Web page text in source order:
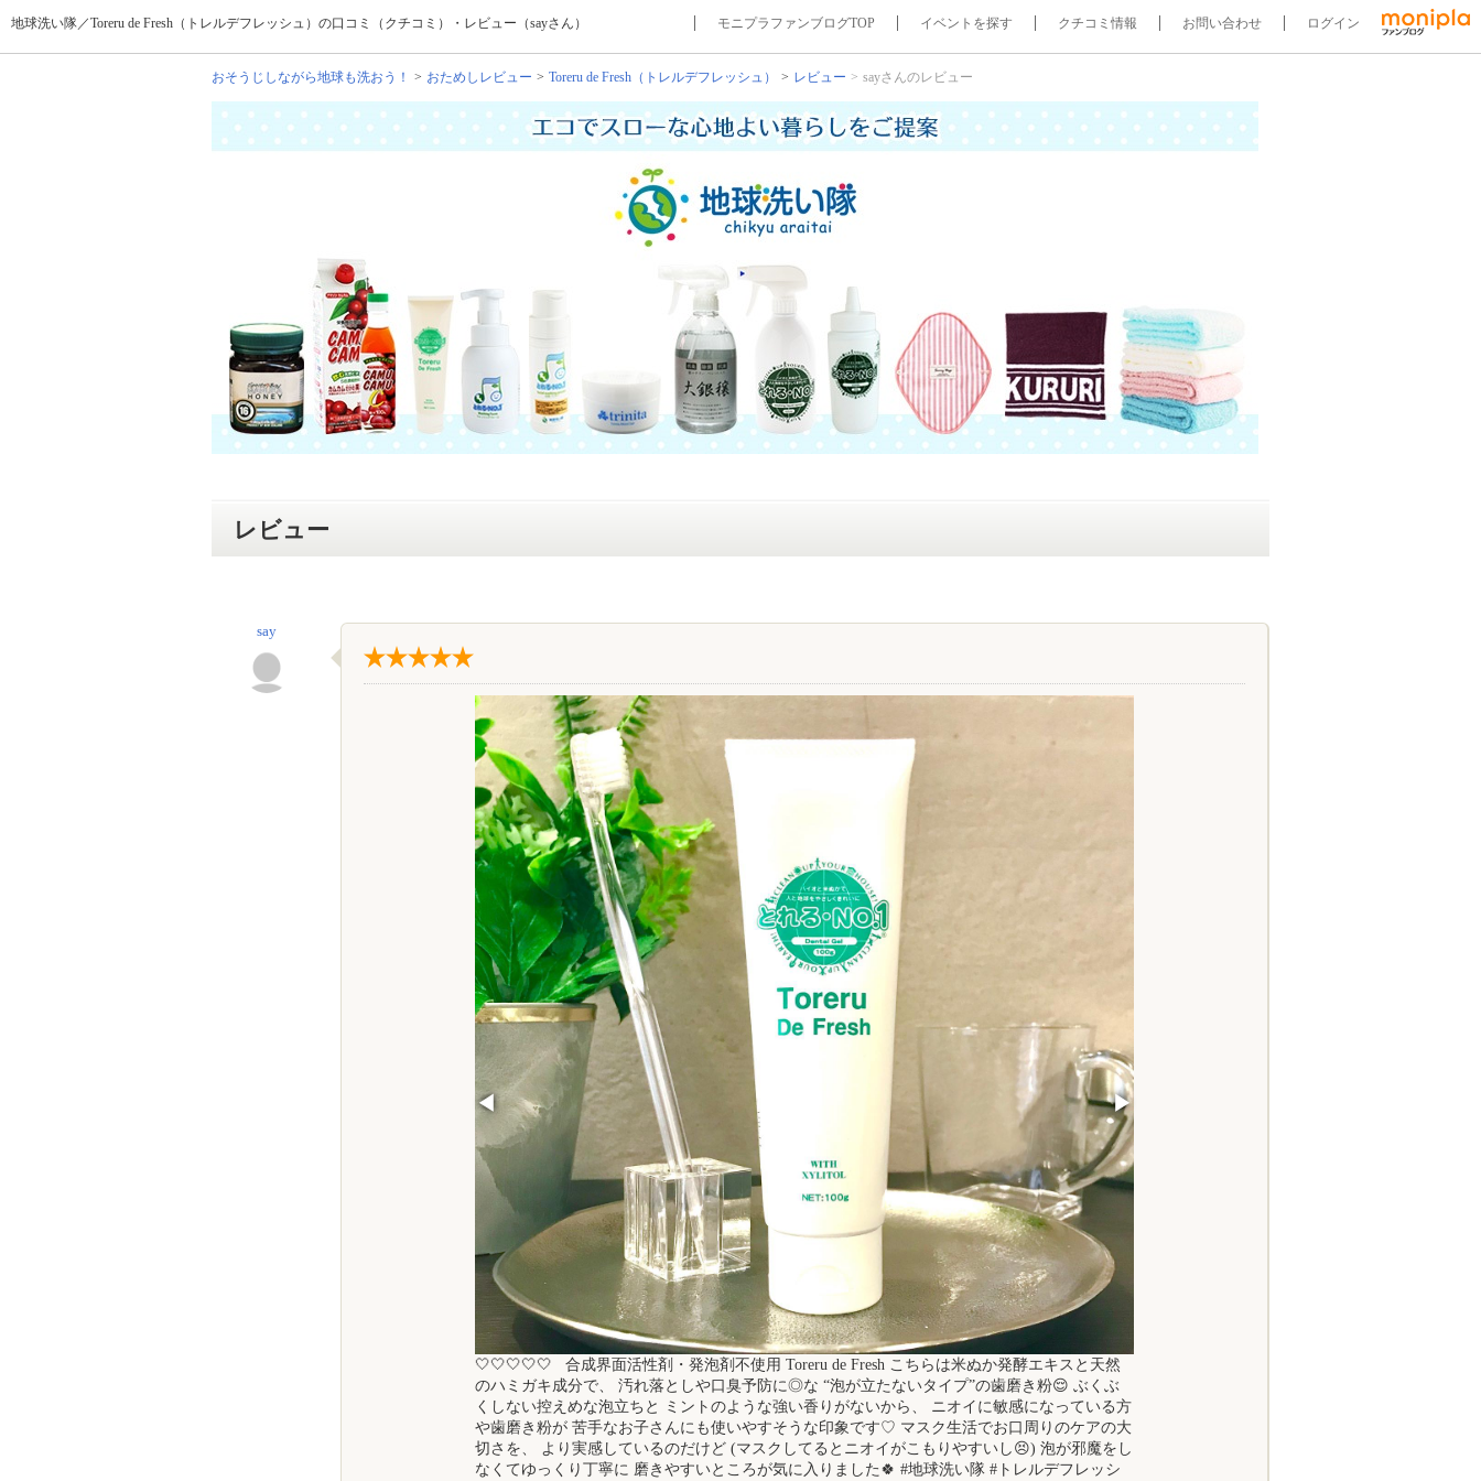
地球洗い隊／Toreru de Fresh（トレルデフレッシュ）の口コミ（クチコミ）・レビュー（sayさん） モニプラファンブログTOP イベントを探す クチコミ情報 お問い合わせ ログイン
おそうじしながら地球も洗おう！ おためしレビュー Toreru de Fresh（トレルデフレッシュ） レビュー sayさんのレビュー
レビュー
say
◀ ▶
🤍🤍🤍🤍🤍 合成界面活性剤・発泡剤不使用 Toreru de Fresh こちらは米ぬか発酵エキスと天然
のハミガキ成分で、 汚れ落としや口臭予防に◎な “泡が立たないタイプ”の歯磨き粉😌 ぶくぶ
くしない控えめな泡立ちと ミントのような強い香りがないから、 ニオイに敏感になっている方
や歯磨き粉が 苦手なお子さんにも使いやすそうな印象です♡ マスク生活でお口周りのケアの大
切さを、 より実感しているのだけど (マスクしてるとニオイがこもりやすいし😣) 泡が邪魔をし
なくてゆっくり丁寧に 磨きやすいところが気に入りました🍀 #地球洗い隊 #トレルデフレッシ